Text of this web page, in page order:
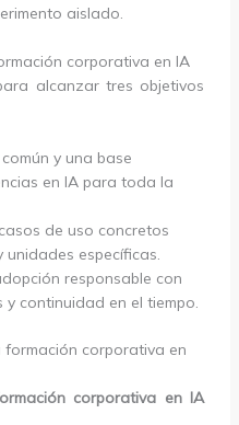
aislado.
corporativa en IA
alcanzar tres objetivos
y una base
en IA para toda la
de uso concretos
específicas.
responsable con
y continuidad en el tiempo.
corporativa en
corporativa en IA